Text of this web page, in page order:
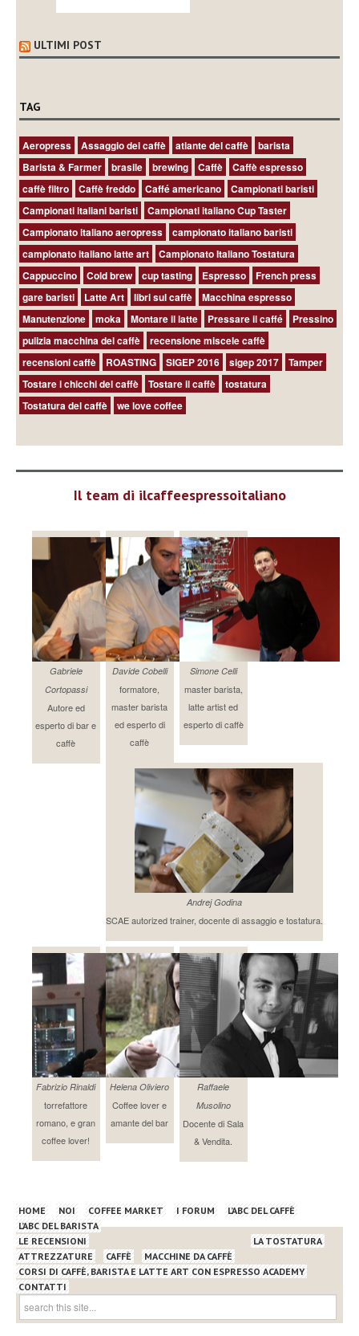
ULTIMI POST
TAG
Aeropress Assaggio del caffè atlante del caffè
barista
Barista & Farmer
brasile brewing Caffè
Caffè espresso
caffè filtro
Caffè freddo Caffé americano
Campionati baristi
Campionati italiani baristi
Campionati italiano Cup Taster
Campionato italiano aeropress
campionato italiano baristi
campionato italiano latte art
Campionato Italiano Tostatura
Cappuccino
Cold brew cup tasting Espresso
French press
gare baristi
Latte Art libri sul caffè
Macchina espresso
Manutenzione
moka Montare il latte Pressare il caffé
Pressino
pulizia macchina del caffè
recensione miscele caffè
recensioni caffè
ROASTING SIGEP 2016 sigep 2017
Tamper
Tostare i chicchi del caffè
Tostare il caffè
tostatura
Tostatura del caffè
we love coffee
Il team di ilcaffeespressoitaliano
Gabriele
Cortopassi
Autore ed
esperto di bar e
caffè
Davide Cobelli
formatore,
master barista
ed esperto di
caffè
Simone Celli
master barista,
latte artist ed
esperto di caffè
Andrej Godina
SCAE autorized trainer, docente di assaggio e tostatura.
Fabrizio Rinaldi
torrefattore
romano, e gran
coffee lover!
Helena Oliviero
Coffee lover e
amante del bar
Raffaele
Musolino
Docente di Sala
& Vendita.
HOME NOI COFFEE MARKET I FORUM
L’ABC DEL CAFFÈ
L’ABC DEL BARISTA
LE RECENSIONI
ATTREZZATURE
CAFFÈ MACCHINE DA CAFFÈ
LA TOSTATURA
CORSI DI CAFFÈ, BARISTA E LATTE ART CON ESPRESSO ACADEMY
CONTATTI